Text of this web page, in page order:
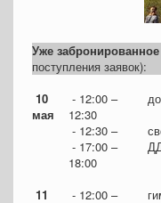
Уже
поступления заявок):
10
мая
- 12:00 –
12:30
- 12:30 –
- 17:00 –
18:00
11
- 12:00 –